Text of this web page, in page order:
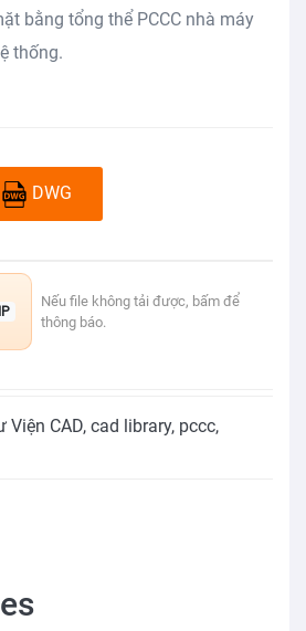
bằng tổng thể PCCC nhà máy
thống.
DWG
Nếu file không tải được, bấm để
thông báo.
Viện CAD, cad library, pccc,